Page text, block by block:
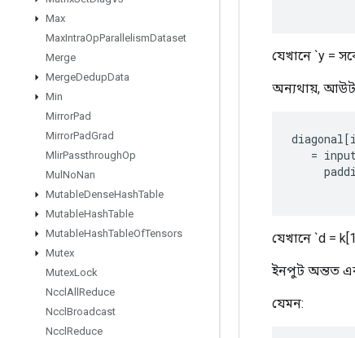
Max
MaxIntraOpParallelismDataset
Merge
MergeDedupData
Min
MirrorPad
MirrorPadGrad
MlirPassthroughOp
Mul NoNan
MutableDenseHashTable
MutableHashTable
MutableHashTableOfTensors
Mutex
MutexLock
Nccl All Reduce
Nccl Broadcast
Nccl Reduce
যেখানে `y =
অন্যথায়,
diagonal[i
=
যেখানে `d =
ইনপুট অন্তত
যেমন: